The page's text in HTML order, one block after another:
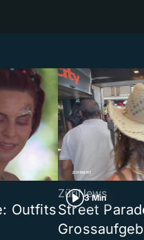
Outfits
3 Min
ZüriNews
Street